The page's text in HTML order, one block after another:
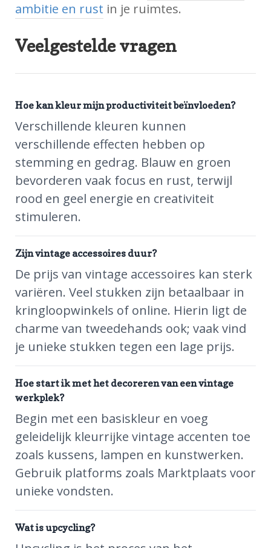
ambitie en rust in je ruimtes.
Veelgestelde vragen
Hoe kan kleur mijn productiviteit beïnvloeden?
Verschillende kleuren kunnen
verschillende effecten hebben op
stemming en gedrag. Blauw en groen
bevorderen vaak focus en rust, terwijl
rood en geel energie en creativiteit
stimuleren.
Zijn vintage accessoires duur?
De prijs van vintage accessoires kan sterk
variëren. Veel stukken zijn betaalbaar in
kringloopwinkels of online. Hierin ligt de
charme van tweedehands ook; vaak vind
je unieke stukken tegen een lage prijs.
Hoe start ik met het decoreren van een vintage
werkplek?
Begin met een basiskleur en voeg
geleidelijk kleurrijke vintage accenten toe
zoals kussens, lampen en kunstwerken.
Gebruik platforms zoals Marktplaats voor
unieke vondsten.
Wat is upcycling?